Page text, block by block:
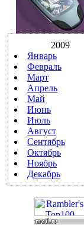
2009
Январь
Февраль
Март
Апрель
Май
Июнь
Июль
Август
Сентябрь
Октябрь
Ноябрь
Декабрь